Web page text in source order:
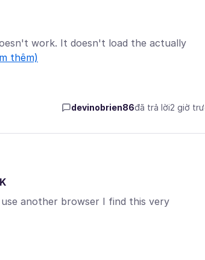
work. It doesn't load the actually
thêm)
devinobrien86đã trả lời2 giờ
another browser I find this very